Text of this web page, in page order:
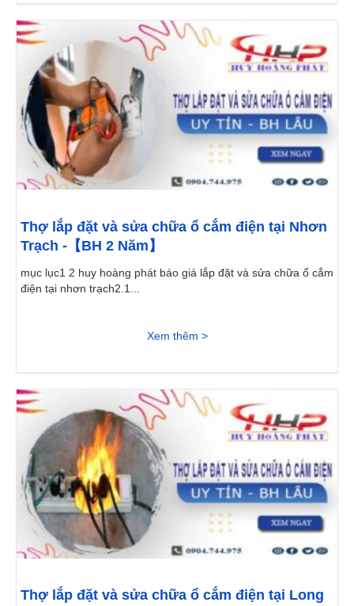
Thợ lắp đặt và sửa chữa ổ cắm điện tại Nhơn
Trạch -【BH 2 Năm】
mục lục1 2 huy hoàng phát báo giá lắp đặt và sửa chữa ổ cắm
điện tại nhơn trạch2.1...
Xem thêm >
Thợ lắp đặt và sửa chữa ổ cắm điện tại Long